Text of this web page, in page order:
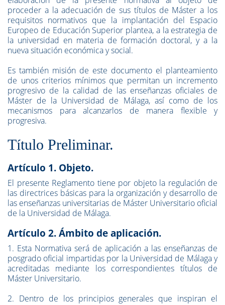
proceder a la adecuación de sus títulos de Máster a los
requisitos normativos que la implantación del Espacio
Europeo de Educación Superior plantea, a la estrategia de
la universidad en materia de formación doctoral, y a la
nueva situación económica y social.
Es también misión de este documento el planteamiento
de unos criterios mínimos que permitan un incremento
progresivo de la calidad de las enseñanzas oficiales de
Máster de la Universidad de Málaga, así como de los
mecanismos para alcanzarlos de manera flexible y
progresiva.
Título Preliminar.
Artículo 1. Objeto.
El presente Reglamento tiene por objeto la regulación de
las directrices básicas para la organización y desarrollo de
las enseñanzas universitarias de Máster Universitario oficial
de la Universidad de Málaga.
Artículo 2. Ámbito de aplicación.
1. Esta Normativa será de aplicación a las enseñanzas de
posgrado oficial impartidas por la Universidad de Málaga y
acreditadas mediante los correspondientes títulos de
Máster Universitario.
2. Dentro de los principios generales que inspiran el